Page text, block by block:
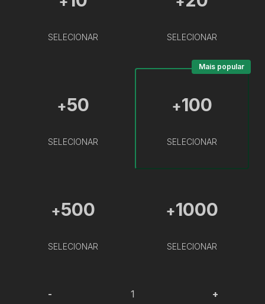
SELECIONAR SELECIONAR
+50
SELECIONAR
+100
SELECIONAR
Mais popular
+500
SELECIONAR
+1000
SELECIONAR
- +